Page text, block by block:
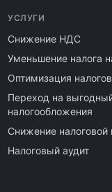
УСЛУГИ
Снижение НДС
Уменьшение налога
Оптимизация
Переход на
налогообложения
Снижение налоговой
Налоговый аудит